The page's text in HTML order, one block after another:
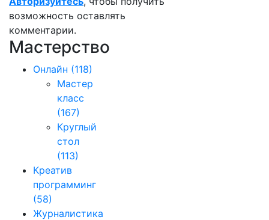
возможность оставлять
комментарии.
Мастерство
Онлайн (118)
Мастер
класс
(167)
Круглый
стол
(113)
Креатив
программинг
(58)
Журналистика